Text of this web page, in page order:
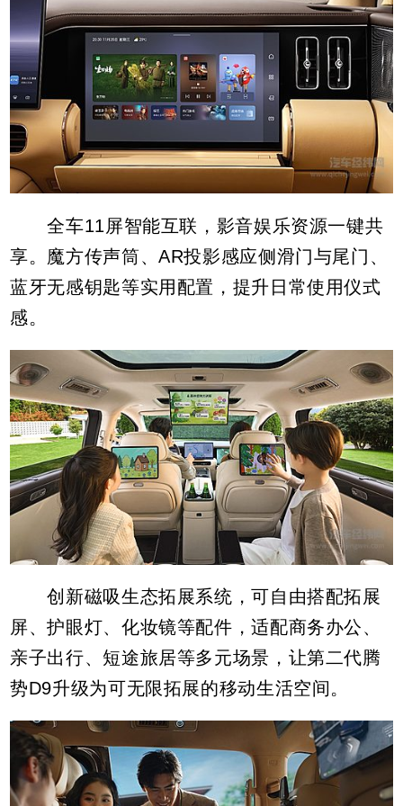
全车11屏智能互联，影音娱乐资源一键共
享。魔方传声筒、AR投影感应侧滑门与尾门、
蓝牙无感钥匙等实用配置，提升日常使用仪式
感。
创新磁吸生态拓展系统，可自由搭配拓展
屏、护眼灯、化妆镜等配件，适配商务办公、
亲子出行、短途旅居等多元场景，让第二代腾
势D9升级为可无限拓展的移动生活空间。